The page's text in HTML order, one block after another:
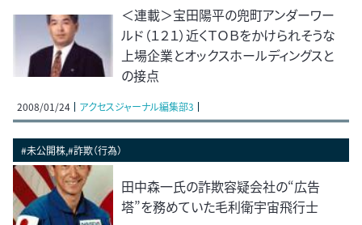
＜連載＞宝田陽平の兜町アンダーワー
ルド（１２１）近くＴＯＢをかけられそうな
上場企業とオックスホールディングスと
の接点
2008/01/24 アクセスジャーナル編集部3
#未公開株,#詐欺（行為）
田中森一氏の詐欺容疑会社の“広告
塔”を務めていた毛利衛宇宙飛行士